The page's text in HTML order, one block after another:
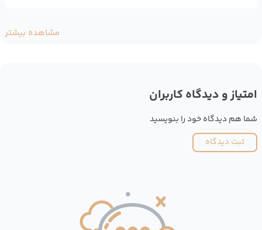
مشاهده بیشتر
امتیاز و دیدگاه کاربران
شما هم دیدگاه خود را بنویسید
ثبت دیدگاه